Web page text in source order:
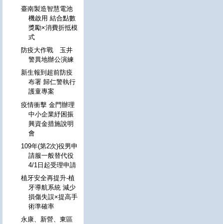
臺南製造智慧電池
機啟用 結合點數
獎勵×消費折抵模
式
防疫大作戰 玉井
警異地辦公演練
新生報到超前防疫
布署 歸仁警執行
護童專案
疫情衝擊 金門辦理
中小企業紓困振
興資金措施說明
會
109年(第2次)役男申
請服一般替代役
4/1日起受理申請
植牙安全再提升-植
牙導航系統 減少
損傷失誤×提高手
術準確率
永康、新營、東區